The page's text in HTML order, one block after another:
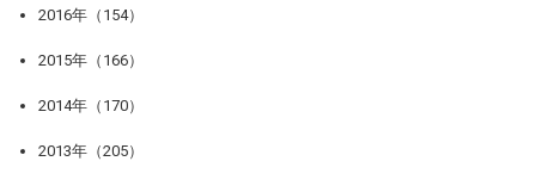
2016年（154）
2015年（166）
2014年（170）
2013年（205）